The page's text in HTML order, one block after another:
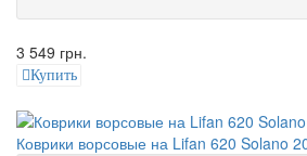
3 549 грн.
Купить
Коврики ворсовые на Lifan 620 Solano